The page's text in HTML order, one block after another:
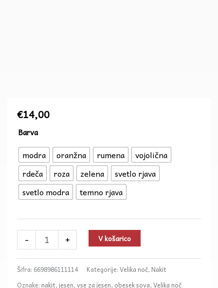
€14,00
Barva
modra oranžna rumena
vojolična
rdeča
roza zelena
svetlo rjava
svetlo modra
temno rjava
-
Obesek
količina
+ V košarico
Šifra: 6698986111114 Kategorije: Velika noč, Nakit
Oznake: nakit, jesen, vse za jesen, obesek sova, Velika noč